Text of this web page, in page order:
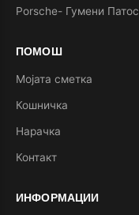
Porsche- Гумени
ПОМОШ
Мојата сметка
Кошничка
Нарачка
Контакт
ИНФОРМАЦИИ